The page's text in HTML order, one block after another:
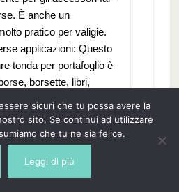
È anche un
pratico per valigie.
applicazioni: Questo
tonda per portafoglio è
borsette, libri,
per uso domestico,
e altro ancora.
questa serratura
sicuri che tu possa avere la
sito. Se continui ad utilizzare
che tu ne sia felice.
Leggi di più